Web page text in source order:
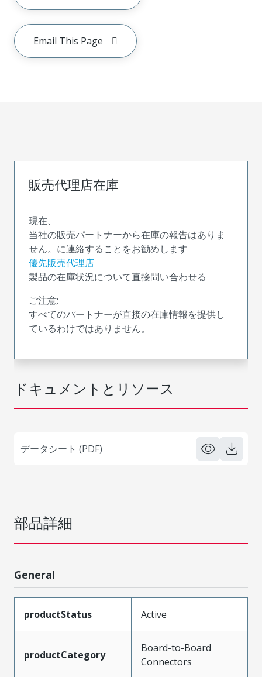
Email This Page
ドキュメントとリソース
データシート (PDF)
販売代理店在庫
現在、
当社の販売パートナーから在庫の報告はありま
せん。に連絡することをお勧めします
優先販売代理店
製品の在庫状況について直接問い合わせる
ご注意:
すべてのパートナーが直接の在庫情報を提供し
ているわけではありません。
部品詳細
General
productStatus Active
productCategory
Board-to-Board
Connectors